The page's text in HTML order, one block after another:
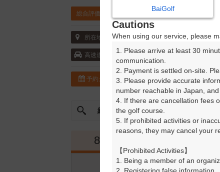
総合評価 3.9
所在地 〒319-0201 茨城県 笠間市上郷3355
高速道 常磐自動車道・岩間 10km以内
予約カレンダー コースガイド
絞込み 曜日やスタート時間を指定
8月
プラン内容
アイコンの説明
BaiGolf
Cautions
When using our service, please
1. Please arrive at least 30
communication.
2. Payment is settled on-site.
3. Please provide accurate
number reachable in Japan,
4. If there are cancellation fees
the golf course.
5. If prohibited activities or
reasons, they may cancel your
【Prohibited Activities】
1. Being a member of an